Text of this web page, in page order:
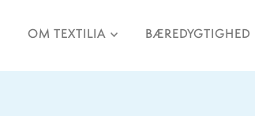
OM TEXTILIA BÆREDYGTIGHED